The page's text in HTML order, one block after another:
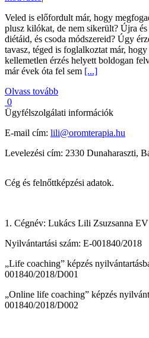
Veled is előfordult már, hogy
plusz kilókat, de nem sikerült? Újra
diétáid, és csoda módszereid? Úgy
tavasz, téged is foglalkoztat már,
kellemetlen érzés helyett boldogan
már évek óta fel sem [...]
Olvass tovább
0
Ügyfélszolgálati információk
E-mail cím: lili@oromterapia.hu
Levelezési cím: 2330 Dunaharaszti,
Cég és felnőttképzési adatok.
1. Cégnév: Lukács Lili Zsuzsanna EV
Nyilvántartási szám: E-001840/2018
„Life coaching” képzés
001840/2018/D001
„Online life coaching” képzés
001840/2018/D002